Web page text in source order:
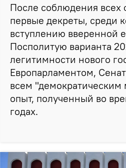
После соблюдения всех
первые декреты, среди
вступлению вверенной
Посполитую варианта
легитимности нового
Европарламентом,
всем
опыт, полученный во
годах.